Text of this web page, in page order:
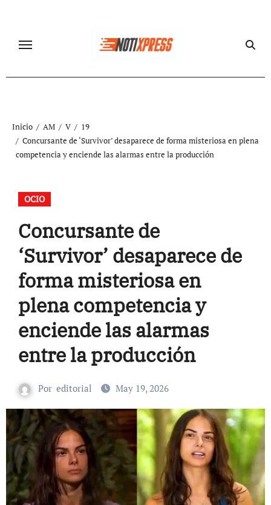
contenido
Inicio AM V
19
Concursante de ‘Survivor’ desaparece de forma misteriosa en plena
competencia y enciende las alarmas entre la producción
OCIO
Concursante de
‘Survivor’ desaparece de
forma misteriosa en
plena competencia y
enciende las alarmas
entre la producción
Por editorial May 19, 2026